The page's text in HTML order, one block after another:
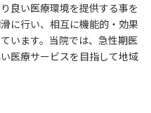
良い医療環境を提供する事を
に行い、相互に機能的・効果
います。当院では、急性期医
医療サービスを目指して地域